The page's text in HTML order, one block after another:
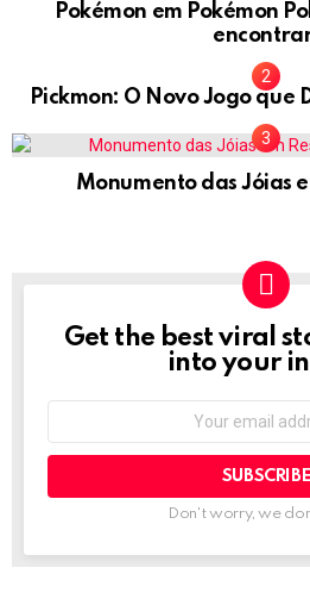
Pokémon em Pokémon
Pickmon: O Novo Jogo que
Monumento das Jóias
NEWSLETTER
Get the best viral
into your
Don't worry, we